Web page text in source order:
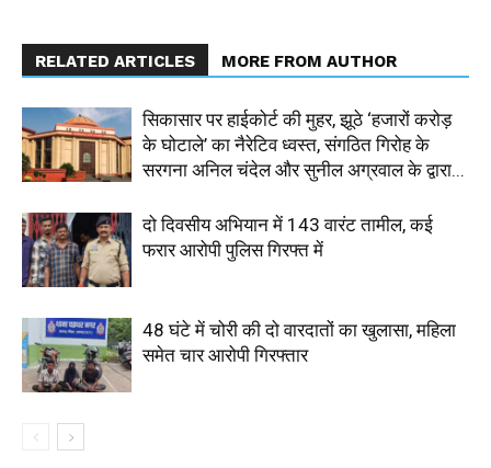
RELATED ARTICLES MORE FROM AUTHOR
सिकासार पर हाईकोर्ट की मुहर, झूठे ‘हजारों करोड़
के घोटाले’ का नैरेटिव ध्वस्त, संगठित गिरोह के
सरगना अनिल चंदेल और सुनील अग्रवाल के द्वारा...
दो दिवसीय अभियान में 143 वारंट तामील, कई
फरार आरोपी पुलिस गिरफ्त में
48 घंटे में चोरी की दो वारदातों का खुलासा, महिला
समेत चार आरोपी गिरफ्तार